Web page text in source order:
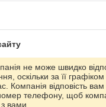
на маркетплейсі
не може швидко
оскільки за її
Компанія відповість
телефону, щоб
вами.